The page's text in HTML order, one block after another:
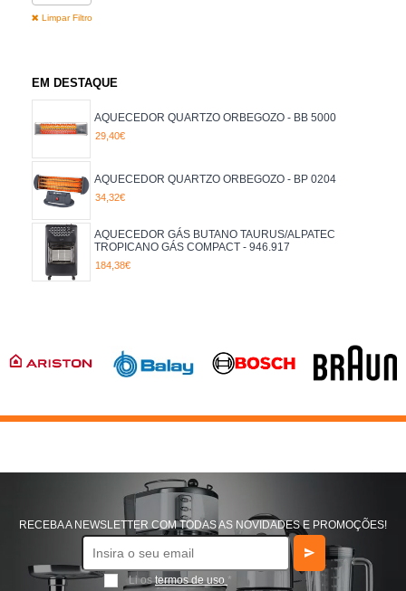
Limpar Filtro
EM DESTAQUE
AQUECEDOR QUARTZO ORBEGOZO - BB 5000
29,40€
AQUECEDOR QUARTZO ORBEGOZO - BP 0204
34,32€
AQUECEDOR GÁS BUTANO TAURUS/ALPATEC
TROPICANO GÁS COMPACT - 946.917
184,38€
RECEBA A NEWSLETTER COM TODAS AS NOVIDADES E PROMOÇÕES!
Li os termos de uso *